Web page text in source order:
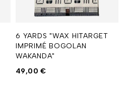
6 YARDS "WAX HITARGET
IMPRIMÉ BOGOLAN
WAKANDA"
49,00€